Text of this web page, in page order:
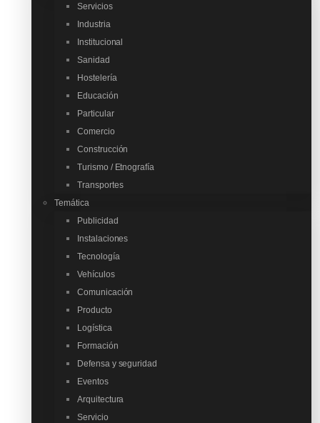
Servicios
Industria
Institucional
Sanidad
Hostelería
Educación
Particular
Comercio
Construcción
Turismo / Etnografía
Transportes
Temática
Publicidad
Instalaciones
Tecnología
Vehículos
Comunicación
Producto
Logística
Formación
Defensa y seguridad
Eventos
Arquitectura
Servicio